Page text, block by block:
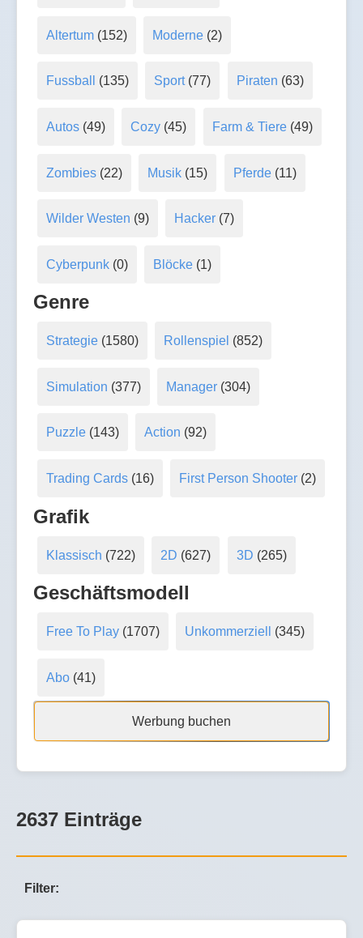
Altertum(152) Moderne (2)
Fussball (135) Sport(77) Piraten (63)
Autos(49) Cozy (45) Farm & Tiere(49)
Zombies(22) Musik (15) Pferde(11)
Wilder Westen (9) Hacker (7)
Cyberpunk(0) Blöcke (1)
Genre
Strategie(1580) Rollenspiel (852)
Simulation (377) Manager (304)
Puzzle(143) Action (92)
Trading Cards(16) First Person Shooter (2)
Grafik
Klassisch (722) 2D (627) 3D (265)
Geschäftsmodell
Free To Play(1707) Unkommerziell (345)
Abo(41)
Werbung buchen
2637 Einträge
Filter: